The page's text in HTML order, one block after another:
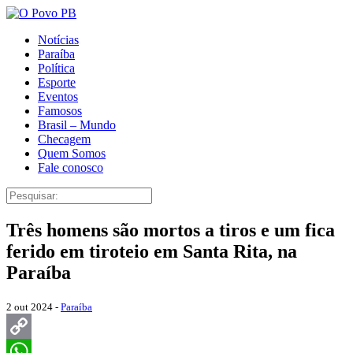
Notícias
Paraíba
Política
Esporte
Eventos
Famosos
Brasil – Mundo
Checagem
Quem Somos
Fale conosco
Três homens são mortos a tiros e um fica
ferido em tiroteio em Santa Rita, na
Paraíba
2 out 2024 - Paraíba